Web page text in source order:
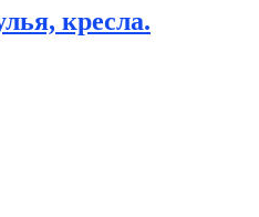
кресла.